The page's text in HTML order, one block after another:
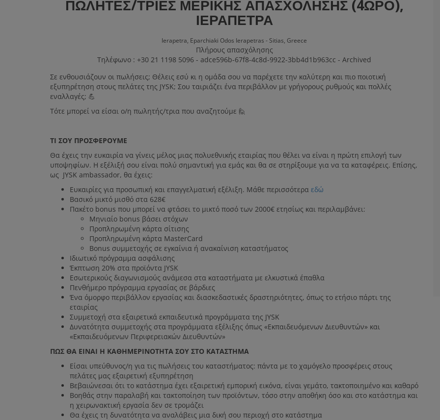
ΠΩΛΗΤΈΣ/ΤΡΙΕΣ ΜΕΡΙΚΉΣ ΑΠΑΣΧΌΛΗΣΗΣ (4ΩΡΟ),
ΙΕΡΆΠΕΤΡΑ
Ierapetra, Eparchiaki Odos Ierapetras - Sitias, Greece
Πλήρους απασχόλησης
Τηλέφωνο : +30 21 1198 5096 - adce596b-67f8-4c8d-9922-3bb4d1b963cc - Archived
Σε ενθουσιάζουν οι πωλήσεις; Θέλεις εσύ κι η ομάδα σου να παρέχετε την καλύτερη και πιο ποιοτική
εξυπηρέτηση στους πελάτες της JYSΚ; Σου ταιριάζει ένα περιβάλλον με γρήγορους ρυθμούς και πολλές
εναλλαγές; 💪
Τότε μπορεί να είσαι ο/η πωλητής/τρια που αναζητούμε 🙋
ΤΙ ΣΟΥ ΠΡΟΣΦΕΡΟΥΜΕ
Θα έχεις την ευκαιρία να γίνεις μέλος μιας πολυεθνικής εταιρίας που θέλει να είναι η πρώτη επιλογή των
υποψηφίων. Η εξέλιξή σου είναι πολύ σημαντική για εμάς και θα σε στηρίξουμε για να τα καταφέρεις. Επίσης,
ως JYSK ambassador, θα έχεις:
Ευκαιρίες για προσωπική και επαγγελματική εξέλιξη. Μάθε περισσότερα εδώ
Βασικό μικτό μισθό στα 628€
Πακέτο bonus που μπορεί να φτάσει το μικτό ποσό των 2000€ ετησίως και περιλαμβάνει:
Μηνιαίο bonus βάσει στόχων
Προπληρωμένη κάρτα σίτισης
Προπληρωμένη κάρτα MasterCard
Bonus συμμετοχής σε εγκαίνια ή ανακαίνιση καταστήματος
Ιδιωτικό πρόγραμμα ασφάλισης
Έκπτωση 20% στα προϊόντα JYSK
Εσωτερικούς διαγωνισμούς ανάμεσα στα καταστήματα με ελκυστικά έπαθλα
Πενθήμερο πρόγραμμα εργασίας σε βάρδιες
Ένα όμορφο περιβάλλον εργασίας και διασκεδαστικές δραστηριότητες, όπως το ετήσιο πάρτι της
εταιρίας
Συμμετοχή στα εξαιρετικά εκπαιδευτικά προγράμματα της JYSK
Δυνατότητα συμμετοχής στα προγράμματα εξέλιξης όπως «Εκπαιδευόμενων Διευθυντών» και
«Εκπαιδευόμενων Περιφερειακών Διευθυντών»
ΠΩΣ ΘΑ ΕΙΝΑΙ Η ΚΑΘΗΜΕΡΙΝΟΤΗΤΑ ΣΟΥ ΣΤΟ ΚΑΤΑΣΤΗΜΑ
Είσαι υπεύθυνος/η για τις πωλήσεις του καταστήματος: πάντα με το χαμόγελο προσφέρεις στους
πελάτες μας εξαιρετική εξυπηρέτηση
Βεβαιώνεσαι ότι το κατάστημα έχει εξαιρετική εμπορική εικόνα, είναι γεμάτο, τακτοποιημένο και καθαρό
Βοηθάς στην παραλαβή και τακτοποίηση των προϊόντων, τόσο στην αποθήκη όσο και στο κατάστημα και
η χειρωνακτική εργασία δεν σε τρομάζει
Θα έχεις τη δυνατότητα να αναλάβεις μια δική σου περιοχή στο κατάστημα